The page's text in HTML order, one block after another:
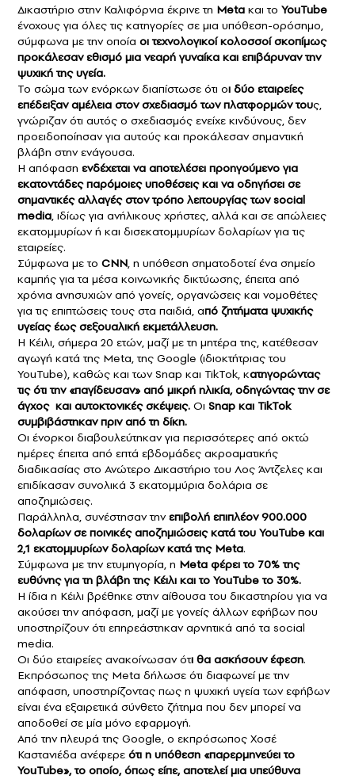
Δικαστήριο στην Καλιφόρνια έκρινε τη Meta και το YouTube
ένοχους για όλες τις κατηγορίες σε μια υπόθεση-ορόσημο,
σύμφωνα με την οποία οι τεχνολογικοί κολοσσοί σκοπίμως
προκάλεσαν εθισμό μια νεαρή γυναίκα και επιβάρυναν την
ψυχική της υγεία.
Το σώμα των ενόρκων διαπίστωσε ότι οι δύο εταιρείες
επέδειξαν αμέλεια στον σχεδιασμό των πλατφορμών τους,
γνώριζαν ότι αυτός ο σχεδιασμός ενείχε κινδύνους, δεν
προειδοποίησαν για αυτούς και προκάλεσαν σημαντική
βλάβη στην ενάγουσα.
Η απόφαση ενδέχεται να αποτελέσει προηγούμενο για
εκατοντάδες παρόμοιες υποθέσεις και να οδηγήσει σε
σημαντικές αλλαγές στον τρόπο λειτουργίας τωνsocial
media, ιδίως για ανήλικους χρήστες, αλλά και σε απώλειες
εκατομμυρίων ή και δισεκατομμυρίων δολαρίων για τις
εταιρείες.
Σύμφωνα με το CNN, η υπόθεση σηματοδοτεί ένα σημείο
καμπής για τα μέσα κοινωνικής δικτύωσης, έπειτα από
χρόνια ανησυχιών από γονείς, οργανώσεις και νομοθέτες
για τις επιπτώσεις τους στα παιδιά, από ζητήματα ψυχικής
υγείας έως σεξουαλική εκμετάλλευση.
Η Κέιλι, σήμερα 20 ετών, μαζί με τη μητέρα της, κατέθεσαν
αγωγή κατά της Meta, της Google (ιδιοκτήτριας του
YouTube), καθώς και των Snap και TikTok, κατηγορώντας
τις ότι την «παγίδευσαν» από μικρή ηλικία, οδηγώντας την σε
άγχος και αυτοκτονικές σκέψεις. Οι Snap και TikTok
συμβιβάστηκαν πριν από τη δίκη.
Οι ένορκοι διαβουλεύτηκαν για περισσότερες από οκτώ
ημέρες έπειτα από επτά εβδομάδες ακροαματικής
διαδικασίας στο Ανώτερο Δικαστήριο του Λος Άντζελες και
επιδίκασαν συνολικά 3 εκατομμύρια δολάρια σε
αποζημιώσεις.
Παράλληλα, συνέστησαν τηνεπιβολή επιπλέον 900.000
δολαρίων σε ποινικές αποζημιώσεις κατά του YouTube και
2,1 εκατομμυρίων δολαρίων κατά της Meta.
Σύμφωνα με την ετυμηγορία, η Meta φέρει το 70% της
ευθύνης για τη βλάβη της Κέιλι και το YouTube το 30%.
Η ίδια η Κέιλι βρέθηκε στην αίθουσα του δικαστηρίου για να
ακούσει την απόφαση, μαζί με γονείς άλλων εφήβων που
υποστηρίζουν ότι επηρεάστηκαν αρνητικά από τα social
media.
Οι δύο εταιρείες ανακοίνωσαν ότι θα ασκήσουν έφεση.
Εκπρόσωπος της Meta δήλωσε ότι διαφωνεί με την
απόφαση, υποστηρίζοντας πως η ψυχική υγεία των εφήβων
είναι ένα εξαιρετικά σύνθετο ζήτημα που δεν μπορεί να
αποδοθεί σε μία μόνο εφαρμογή.
Από την πλευρά της Google, ο εκπρόσωπος Χοσέ
Καστανιέδα ανέφερε ότι η υπόθεση «παρερμηνεύει το
YouTube», το οποίο, όπως είπε, αποτελεί μια υπεύθυνα